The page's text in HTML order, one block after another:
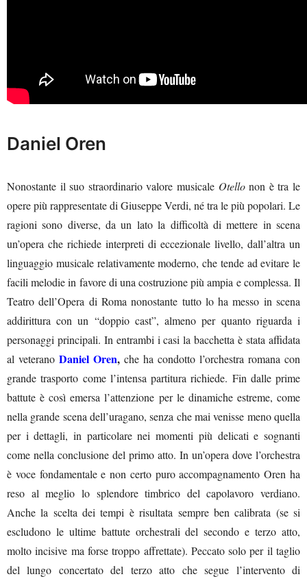
Daniel Oren
Nonostante il suo straordinario valore musicale Otellonon è tra le
opere più rappresentate di Giuseppe Verdi, né tra le più popolari. Le
ragioni sono diverse, da un lato la difficoltà di mettere in scena
un’opera che richiede interpreti di eccezionale livello, dall’altra un
linguaggio musicale relativamente moderno, che tende ad evitare le
facili melodie in favore di una costruzione più ampia e complessa. Il
Teatro dell’Opera di Roma nonostante tutto lo ha messo in scena
addirittura con un “doppio cast”, almeno per quanto riguarda i
personaggi principali. In entrambi i casi la bacchetta è stata affidata
al veterano Daniel Oren, che ha condotto l’orchestra romana con
grande trasporto come l’intensa partitura richiede. Fin dalle prime
battute è così emersa l’attenzione per le dinamiche estreme, come
nella grande scena dell’uragano, senza che mai venisse meno quella
per i dettagli, in particolare nei momenti più delicati e sognanti
come nella conclusione del primo atto. In un’opera dove l’orchestra
è voce fondamentale e non certo puro accompagnamento Oren ha
reso al meglio lo splendore timbrico del capolavoro verdiano.
Anche la scelta dei tempi è risultata sempre ben calibrata (se si
escludono le ultime battute orchestrali del secondo e terzo atto,
molto incisive ma forse troppo affrettate). Peccato solo per il taglio
del lungo concertato del terzo atto che segue l’intervento di